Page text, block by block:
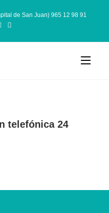
de San Juan) 965 12 98 91
telefónica 24